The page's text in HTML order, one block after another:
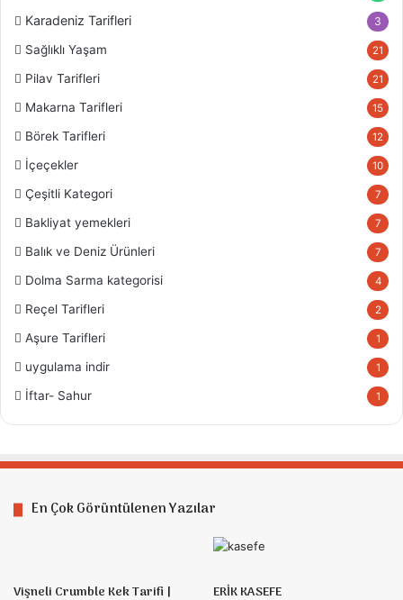
Karadeniz Tarifleri 3
Sağlıklı Yaşam 21
Pilav Tarifleri 21
Makarna Tarifleri 15
Börek Tarifleri 12
İçeçekler 10
Çeşitli Kategori 7
Bakliyat yemekleri 7
Balık ve Deniz Ürünleri 7
Dolma Sarma kategorisi 4
Reçel Tarifleri 2
Aşure Tarifleri 1
uygulama indir 1
İftar- Sahur 1
En Çok Görüntülenen Yazılar
Vişneli Crumble Kek Tarifi |
ERİK KASEFE